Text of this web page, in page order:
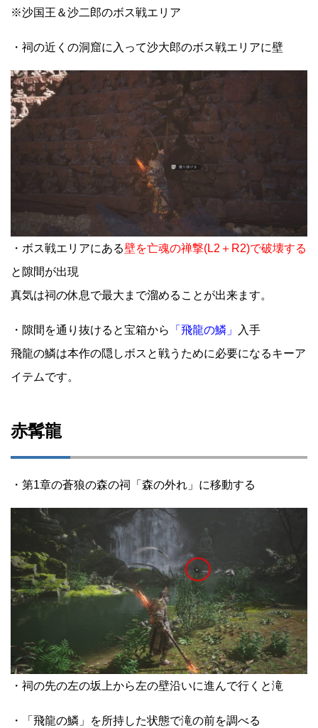
※沙国王＆沙二郎のボス戦エリア
・祠の近くの洞窟に入って沙大郎のボス戦エリアに壁
・ボス戦エリアにある壁を亡魂の禅撃(L2＋R2)で破壊する
と隙間が出現
真気は祠の休息で最大まで溜めることが出来ます。
・隙間を通り抜けると宝箱から 「飛龍の鱗」
入手
飛龍の鱗は本作の隠しボスと戦うために必要になるキーア
イテムです。
赤髯龍
・第1章の蒼狼の森の祠「森の外れ」に移動する
・祠の先の左の坂上から左の壁沿いに進んで行くと滝
・「飛龍の鱗」を所持した状態で滝の前を調べる